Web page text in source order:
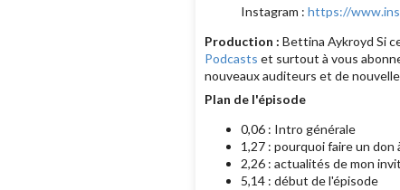
Instagram : https://
Production : Bettina Aykroyd Si
Podcasts et surtout à vous
nouveaux auditeurs et de
Plan de l'épisode
0,06 : Intro générale
1,27 : pourquoi faire un don
2,26 : actualités de mon
5,14 : début de l'épisode